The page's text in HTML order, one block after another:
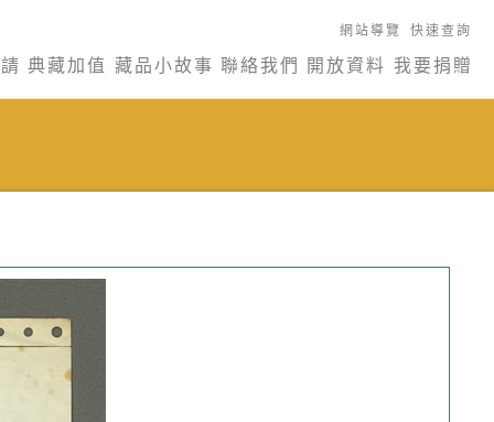
網站導覽 快速查詢
典藏加值 藏品小故事 聯絡我們 開放資料 我要捐贈